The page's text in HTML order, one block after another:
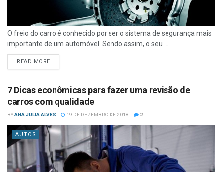
O freio do carro é conhecido por ser o sistema de segurança mais
importante de um automóvel. Sendo assim, o seu ...
READ MORE
7 Dicas econômicas para fazer uma revisão de
carros com qualidade
BYANA JULIA ALVES 19 DE DEZEMBRO DE 2018 2
AUTOS